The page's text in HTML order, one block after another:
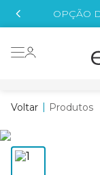
OPÇÃO
Produtos
tinta